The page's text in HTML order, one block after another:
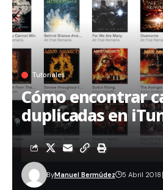
Tutoriales
Cómo encontrar
duplicadas en
ByManuel Bermúdez 5 Abril 2018